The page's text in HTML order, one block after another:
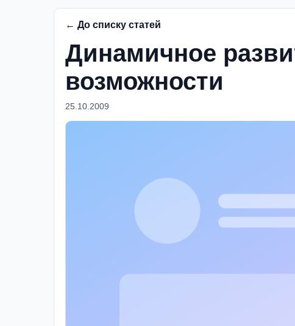
← До списку статей
Динамичное
возможности
25.10.2009